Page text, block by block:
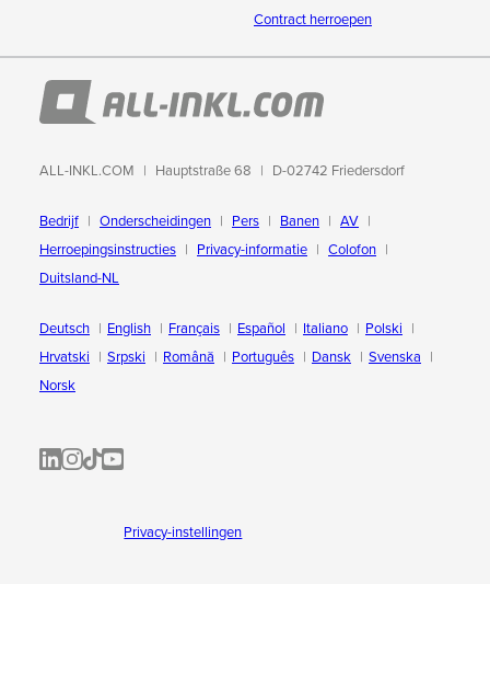
Contract herroepen
ALL-INKL.COM Hauptstraße 68 D-02742 Friedersdorf
Bedrijf Onderscheidingen Pers Banen
AV
Herroepingsinstructies
Privacy-informatie
Colofon
Duitsland-NL
Deutsch English Français Español Italiano
Polski
Hrvatski
Srpski Română Português Dansk
Svenska
Norsk
ALL-INKL.COM | LinkedIn
ALL-INKL.COM • Instagram photos and videos
ALL-INKL.COM | TikTok
ALLINKL.COM - YouTube
Privacy-instellingen